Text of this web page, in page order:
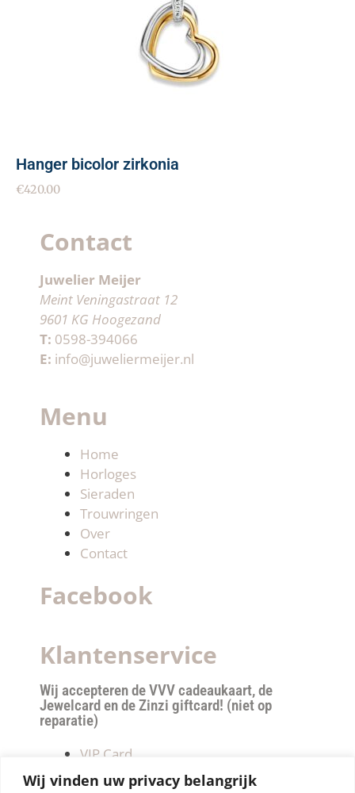
Wij vinden uw privacy belangrijk
Hanger bicolor zirkonia
€420.00
Contact
Juwelier Meijer
Meint Veningastraat 12
9601 KG Hoogezand
T: 0598-394066
E: info@juweliermeijer.nl
Menu
Home
Horloges
Sieraden
Trouwringen
Over
Contact
Facebook
Klantenservice
Wij accepteren de VVV cadeaukaart, de
Jewelcard en de Zinzi giftcard! (niet op
reparatie)
VIP Card
Retourneren